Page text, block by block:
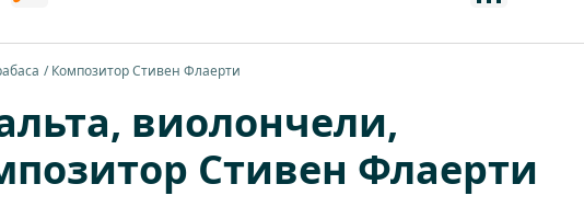
Композитор Стивен Флаерти
виолончели,
Стивен Флаерти